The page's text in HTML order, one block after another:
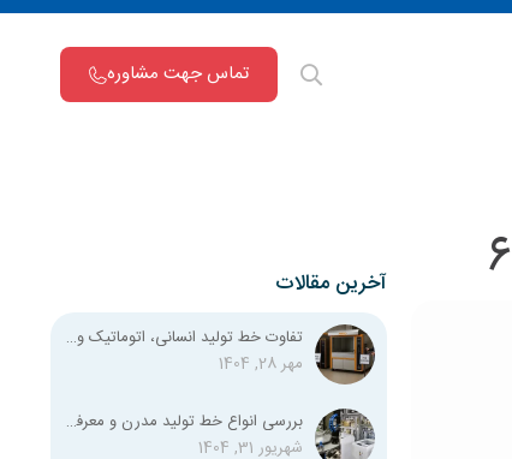
تماس جهت مشاوره
آخرین مقالات
تفاوت خط تولید انسانی، اتوماتیک و نیمه اتوماتیک چیست؟
مهر 28, 1404
بررسی انواع خط تولید مدرن و معرفی تمامی استانداردهای لازم
شهریور 31, 1404